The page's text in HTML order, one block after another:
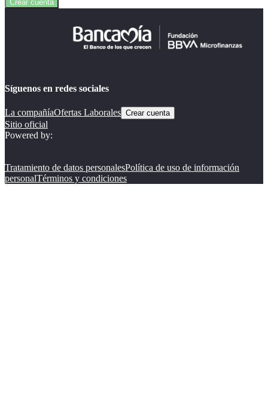
Crear cuenta
Síguenos en redes sociales
La compañíaOfertas Laborales Crear cuenta
Sitio oficial
Powered by:
Tratamiento de datos personalesPolítica de uso de información
personalTérminos y condiciones